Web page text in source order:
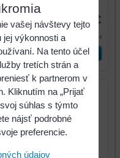
137,48 €
169,10 € s DPH
Vložiť do košíka
pri tovare a
vašej návštevy tejto
jej výkonnosti a
Na tento účel
tretích strán a
k partnerom v
Kliknutím na „Prijať
súhlas s týmto
nájsť podrobné
preferencie.
údajov